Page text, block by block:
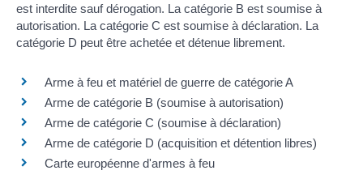
est interdite sauf dérogation. La catégorie B est soumise à
autorisation. La catégorie C est soumise à déclaration. La
catégorie D peut être achetée et détenue librement.
Arme à feu et matériel de guerre de catégorie A
Arme de catégorie B (soumise à autorisation)
Arme de catégorie C (soumise à déclaration)
Arme de catégorie D (acquisition et détention libres)
Carte européenne d'armes à feu